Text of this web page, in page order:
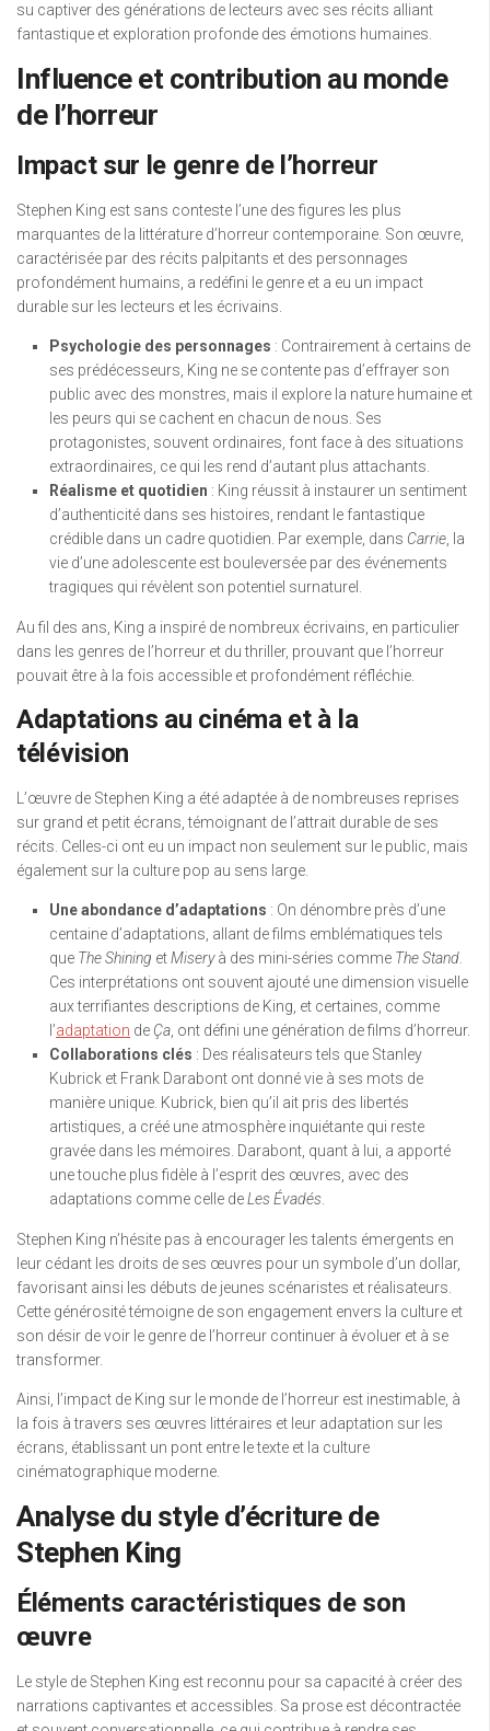
su captiver des générations de lecteurs avec ses récits alliant
fantastique et exploration profonde des émotions humaines.
Influence et contribution au monde
de l’horreur
Impact sur le genre de l’horreur
Stephen King est sans conteste l’une des figures les plus
marquantes de la littérature d’horreur contemporaine. Son œuvre,
caractérisée par des récits palpitants et des personnages
profondément humains, a redéfini le genre et a eu un impact
durable sur les lecteurs et les écrivains.
Psychologie des personnages : Contrairement à certains de
ses prédécesseurs, King ne se contente pas d’effrayer son
public avec des monstres, mais il explore la nature humaine et
les peurs qui se cachent en chacun de nous. Ses
protagonistes, souvent ordinaires, font face à des situations
extraordinaires, ce qui les rend d’autant plus attachants.
Réalisme et quotidien : King réussit à instaurer un sentiment
d’authenticité dans ses histoires, rendant le fantastique
crédible dans un cadre quotidien. Par exemple, dans Carrie, la
vie d’une adolescente est bouleversée par des événements
tragiques qui révèlent son potentiel surnaturel.
Au fil des ans, King a inspiré de nombreux écrivains, en particulier
dans les genres de l’horreur et du thriller, prouvant que l’horreur
pouvait être à la fois accessible et profondément réfléchie.
Adaptations au cinéma et à la
télévision
L’œuvre de Stephen King a été adaptée à de nombreuses reprises
sur grand et petit écrans, témoignant de l’attrait durable de ses
récits. Celles-ci ont eu un impact non seulement sur le public, mais
également sur la culture pop au sens large.
Une abondance d’adaptations : On dénombre près d’une
centaine d’adaptations, allant de films emblématiques tels
que The Shining etMiseryà des mini-séries comme The Stand.
Ces interprétations ont souvent ajouté une dimension visuelle
aux terrifiantes descriptions de King, et certaines, comme
l’adaptation de Ça, ont défini une génération de films d’horreur.
Collaborations clés : Des réalisateurs tels que Stanley
Kubrick et Frank Darabont ont donné vie à ses mots de
manière unique. Kubrick, bien qu’il ait pris des libertés
artistiques, a créé une atmosphère inquiétante qui reste
gravée dans les mémoires. Darabont, quant à lui, a apporté
une touche plus fidèle à l’esprit des œuvres, avec des
adaptations comme celle deLes Évadés.
Stephen King n’hésite pas à encourager les talents émergents en
leur cédant les droits de ses œuvres pour un symbole d’un dollar,
favorisant ainsi les débuts de jeunes scénaristes et réalisateurs.
Cette générosité témoigne de son engagement envers la culture et
son désir de voir le genre de l’horreur continuer à évoluer et à se
transformer.
Ainsi, l’impact de King sur le monde de l’horreur est inestimable, à
la fois à travers ses œuvres littéraires et leur adaptation sur les
écrans, établissant un pont entre le texte et la culture
cinématographique moderne.
Analyse du style d’écriture de
Stephen King
Éléments caractéristiques de son
œuvre
Le style de Stephen King est reconnu pour sa capacité à créer des
narrations captivantes et accessibles. Sa prose est décontractée